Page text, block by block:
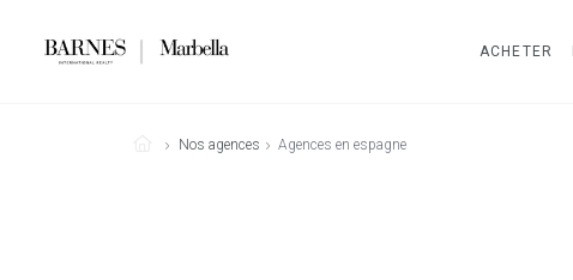
ACHETER
Nos agences Agences en espagne